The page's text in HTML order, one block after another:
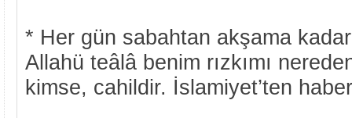
* Her gün sabahtan akşama
Allahü teâlâ benim rızkımı
kimse, cahildir. İslamiyet’ten